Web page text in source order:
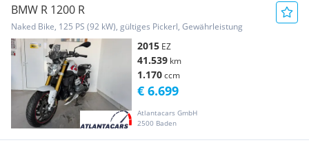
BMW R 1200 R
Naked Bike, 125 PS (92 kW), gültiges Pickerl, Gewährleistung
2015 EZ
41.539 km
1.170ccm
Atlantacars GmbH
2500 Baden
€ 6.699